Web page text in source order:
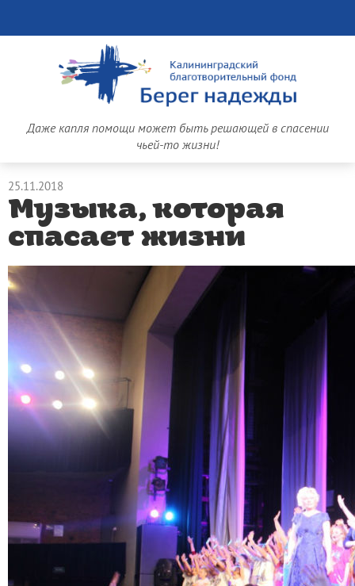
Даже капля помощи может быть решающей в спасении
чьей-то жизни!
25.11.2018
Музыка, которая
спасает жизни